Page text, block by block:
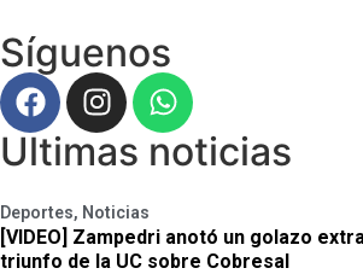
Síguenos
Ultimas noticias
Deportes, Noticias
[VIDEO] Zampedri anotó un golazo
triunfo de la UC sobre Cobresal